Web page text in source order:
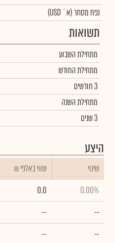
נפח מסחר(א` USD)
תשואות
מתחילת השבוע
מתחילת החודש
3 חודשים
מתחילת השנה
3 שנים
היצע
שינוי ₪ שווי באלפי
0.00%
0.0
--
--
--
--